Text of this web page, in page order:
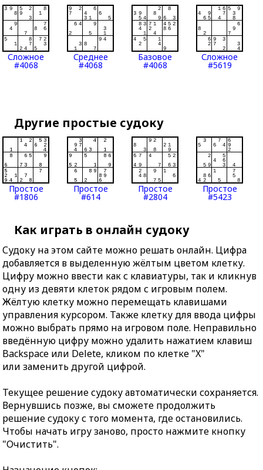
Сложное
#4068
Среднее
#4068
Базовое
#4068
Сложное
#5619
Другие простые судоку
Простое
#1806
Простое
#614
Простое
#2804
Простое
#5423
Как играть в онлайн судоку
Судоку на этом сайте можно решать онлайн. Цифра
добавляется в выделенную жёлтым цветом клетку.
Цифру можно ввести как с клавиатуры, так и кликнув
одну из девяти клеток рядом с игровым полем.
Жёлтую клетку можно перемещать клавишами
управления курсором. Также клетку для ввода цифры
можно выбрать прямо на игровом поле. Неправильно
введённую цифру можно удалить нажатием клавиш
Backspace или Delete, кликом по клетке "X"
или заменить другой цифрой.
Текущее решение судоку автоматически сохраняется.
Вернувшись позже, вы сможете продолжить
решение судоку с того момента, где остановились.
Чтобы начать игру заново, просто нажмите кнопку
"Очистить".